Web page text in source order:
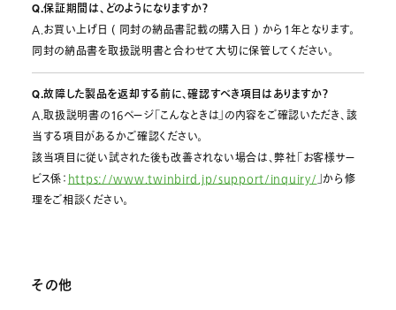
Q.保証期間は、どのようになりますか？
A.お買い上げ日 ( 同封の納品書記載の購入日 ) から1年となります。
同封の納品書を取扱説明書と合わせて大切に保管してください。
Q.故障した製品を返却する前に、確認すべき項目はありますか？
A.取扱説明書の16ページ「こんなときは」の内容をご確認いただき、該
当する項目があるかご確認ください。
該当項目に従い試された後も改善されない場合は、弊社「お客様サー
ビス係： https://www.twinbird.jp/support/inquiry/」から修
理をご相談ください。
その他